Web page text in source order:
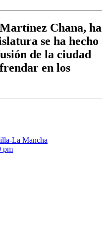
Chana, ha
se ha hecho
de la ciudad
en los
La Mancha
pm